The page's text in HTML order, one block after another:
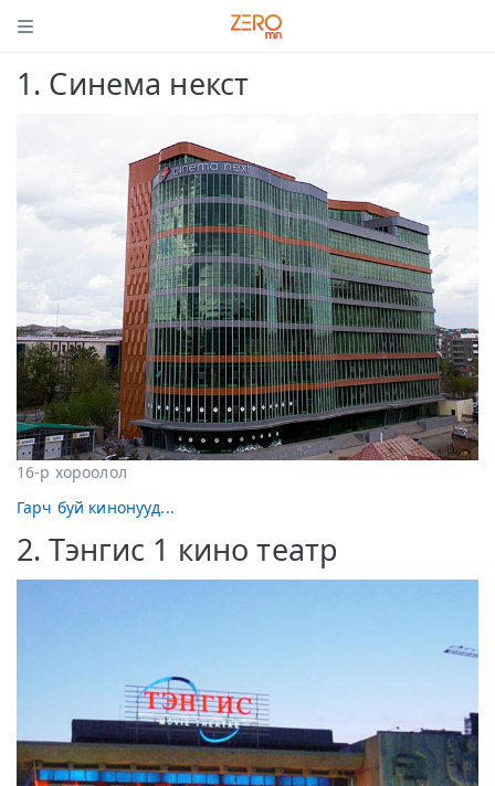
1. Синема некст
16-р хороолол
Гарч буй кинонууд...
2. Тэнгис 1 кино театр